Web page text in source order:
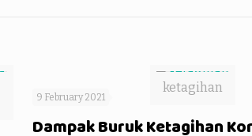
ketagihan
9 February 2021
Dampak Buruk Ketagihan